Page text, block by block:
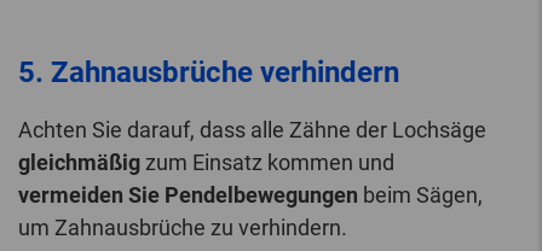
5. Zahnausbrüche verhindern
Achten Sie darauf, dass alle Zähne der Lochsäge
gleichmäßig zum Einsatz kommen und
vermeiden Sie Pendelbewegungen beim Sägen,
um Zahnausbrüche zu verhindern.